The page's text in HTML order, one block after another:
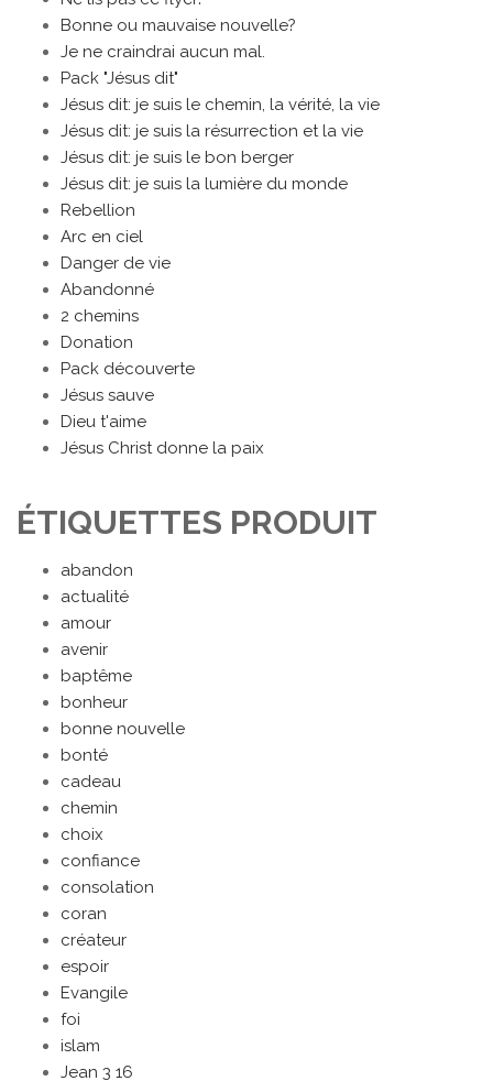
Bonne ou mauvaise nouvelle?
Je ne craindrai aucun mal.
Pack "Jésus dit"
Jésus dit: je suis le chemin, la vérité, la vie
Jésus dit: je suis la résurrection et la vie
Jésus dit: je suis le bon berger
Jésus dit: je suis la lumière du monde
Rebellion
Arc en ciel
Danger de vie
Abandonné
2 chemins
Donation
Pack découverte
Jésus sauve
Dieu t'aime
Jésus Christ donne la paix
ÉTIQUETTES PRODUIT
abandon
actualité
amour
avenir
baptême
bonheur
bonne nouvelle
bonté
cadeau
chemin
choix
confiance
consolation
coran
créateur
espoir
Evangile
foi
islam
Jean 3 16